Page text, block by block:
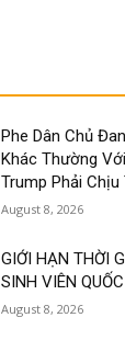
Phe Dân Chủ
Khác Thường
Trump Phải Chịu
August 8, 2026
GIỚI HẠN THỜI
SINH VIÊN
August 8, 2026